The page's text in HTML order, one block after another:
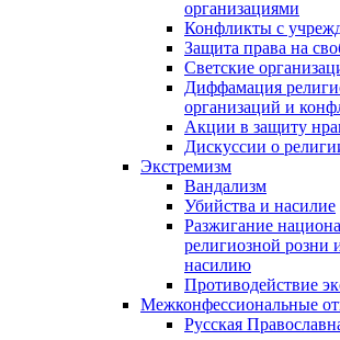
организациями
Конфликты с
Защита права на
Светские
Диффамация
организаций и
Акции в защиту
Дискуссии о
Экстремизм
Вандализм
Убийства и насилие
Разжигание
религиозной розни
насилию
Противодействие
Межконфессиональные
Русская